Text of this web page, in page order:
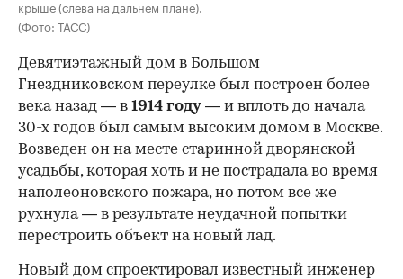
крыше (слева на дальнем плане).
(Фото: ТАСС)
Девятиэтажный дом в Большом
Гнездниковском переулке был построен более
века назад — в 1914 году — и вплоть до начала
30-х годов был самым высоким домом в Москве.
Возведен он на месте старинной дворянской
усадьбы, которая хоть и не пострадала во время
наполеоновского пожара, но потом все же
рухнула — в результате неудачной попытки
перестроить объект на новый лад.
Новый дом спроектировал известный инженер